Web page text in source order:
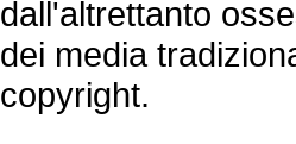
dall'altrettanto
dei media
copyright.